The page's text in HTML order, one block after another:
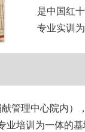
是中国红
专业实训
理中心院内）
培训为一体的基